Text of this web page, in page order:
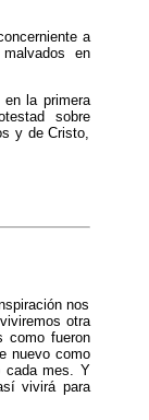
a
en
la primera
sobre
y de Cristo,
nos
otra
como fueron
nuevo como
cada mes. Y
vivirá para